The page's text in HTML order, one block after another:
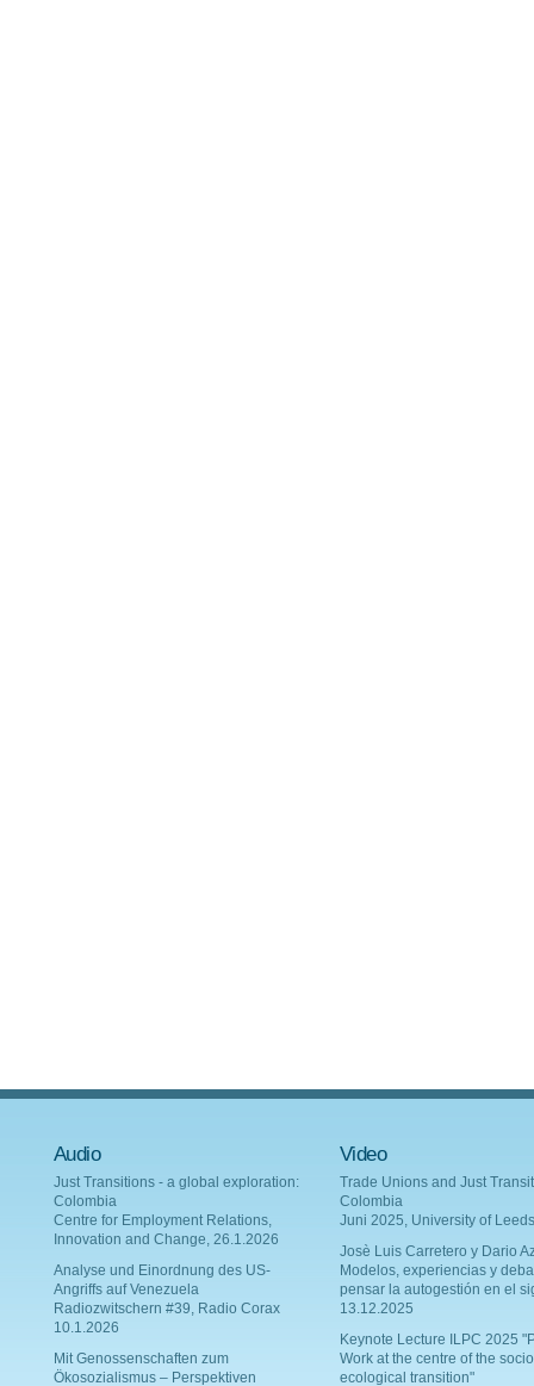
Audio
Just Transitions - a global exploration:
Colombia
Centre for Employment Relations,
Innovation and Change, 26.1.2026
Analyse und Einordnung des US-
Angriffs auf Venezuela
Radiozwitschern #39, Radio Corax
10.1.2026
Mit Genossenschaften zum
Ökosozialismus – Perspektiven
Video
Trade Unions and Just
Colombia
Juni 2025, University of Leeds
Josè Luis Carretero y Dario
Modelos, experiencias y
pensar la autogestión en el
13.12.2025
Keynote Lecture ILPC 2025
Work at the centre of the
ecological transition"